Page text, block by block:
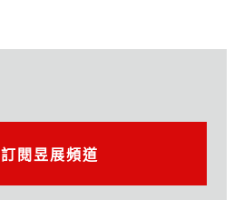
訂閱昱展頻道